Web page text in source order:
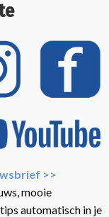
>>
mooie
automatisch in je